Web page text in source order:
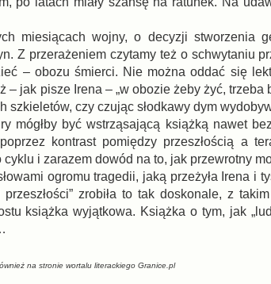
miesiącach wojny, o decyzji stworzenia
Z przerażeniem czytamy też o schwytaniu
– obozu śmierci. Nie można oddać się
– jak pisze Irena – „w obozie żeby żyć,
szkieletów, czy czując słodkawy dym
mógłby być wstrząsającą książką nawet
kontrast pomiędzy przeszłością a
i zarazem dowód na to, jak przewrotny
ogromu tragedii, jaką przeżyła Irena
przeszłości” zrobiła to tak doskonale, z
książka wyjątkowa. Książka o tym, jak
na stronie wortalu literackiego Granice.pl